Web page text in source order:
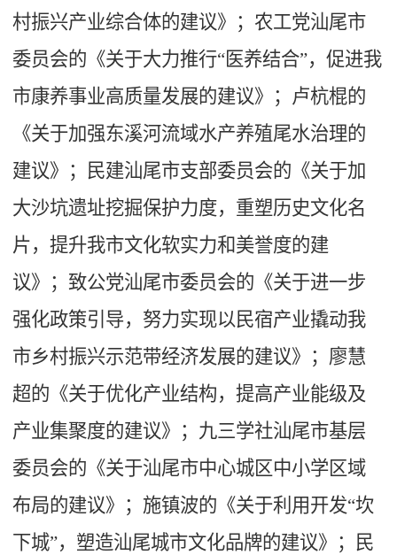
村振兴产业综合体的建议》；农工党汕尾市
委员会的《关于大力推行“医养结合”，促进我
市康养事业高质量发展的建议》；卢杭棍的
《关于加强东溪河流域水产养殖尾水治理的
建议》；民建汕尾市支部委员会的《关于加
大沙坑遗址挖掘保护力度，重塑历史文化名
片，提升我市文化软实力和美誉度的建
议》；致公党汕尾市委员会的《关于进一步
强化政策引导，努力实现以民宿产业撬动我
市乡村振兴示范带经济发展的建议》；廖慧
超的《关于优化产业结构，提高产业能级及
产业集聚度的建议》；九三学社汕尾市基层
委员会的《关于汕尾市中心城区中小学区域
布局的建议》；施镇波的《关于利用开发“坎
下城”，塑造汕尾城市文化品牌的建议》；民